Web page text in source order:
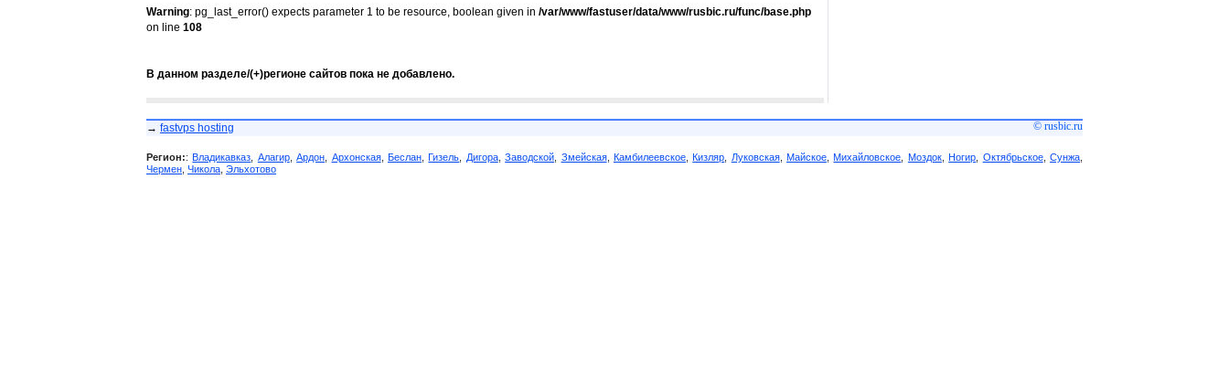
Warning: pg_last_error() expects parameter 1 to be resource, boolean given in /var/www/fastuser/data/www/rusbic.ru/func/base.php
on line 108
В данном разделе/(+)регионе сайтов пока не добавлено.
→ fastvps hosting © rusbic.ru
Регион::Владикавказ Алагир,Ардон Архонская, Беслан,Гизель Дигора,Заводской Змейская, Камбилеевское,Кизляр Луковская,Майское ,Михайловское Моздок,Ногир Октябрьское,Сунжа
Чермен Чикола Эльхотово